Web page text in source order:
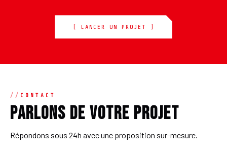
[ LANCER UN PROJET ]
CONTACT
Parlons de votre projet
Répondons sous 24h avec une proposition sur-mesure.